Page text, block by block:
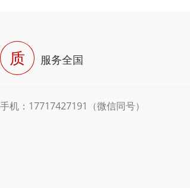
质 服务全国
手机：17717427191（微信同号）